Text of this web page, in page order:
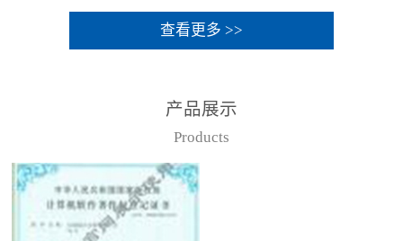
查看更多 >>
产品展示
Products